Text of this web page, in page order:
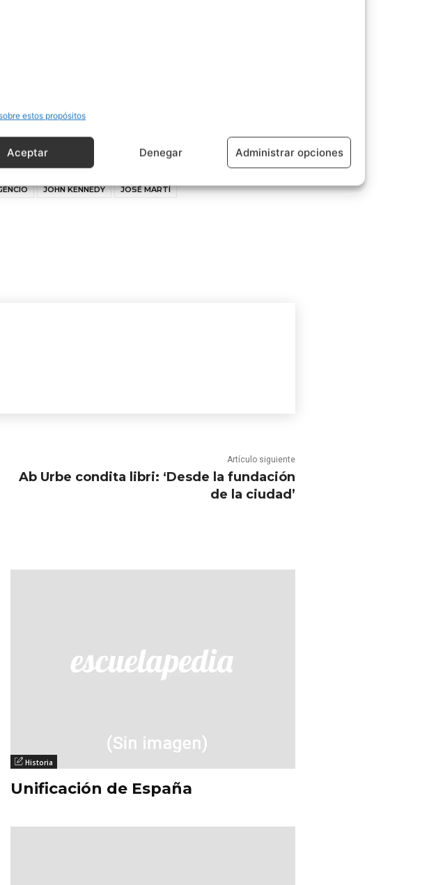
estos propósitos
Aceptar Denegar Administrar opciones
JOHN KENNEDY JOSÉ MARTÍ
Artículo siguiente
Ab Urbe condita libri: ‘Desde la fundación
de la ciudad’
Historia
Unificación de España